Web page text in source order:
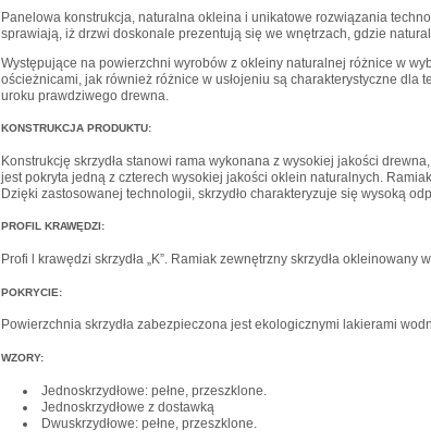
Panelowa konstrukcja, naturalna okleina i unikatowe rozwiązania
sprawiają, iż drzwi doskonale prezentują się we wnętrzach, gdzie
Występujące na powierzchni wyrobów z okleiny naturalnej różnice w
ościeżnicami, jak również różnice w usłojeniu są charakterystyczne dla
uroku prawdziwego drewna.
KONSTRUKCJA PRODUKTU:
Konstrukcję skrzydła stanowi rama wykonana z wysokiej jakości
jest pokryta jedną z czterech wysokiej jakości oklein naturalnych.
Dzięki zastosowanej technologii, skrzydło charakteryzuje się wysoką
PROFIL KRAWĘDZI:
Profi l krawędzi skrzydła „K”. Ramiak zewnętrzny skrzydła okleinowany
POKRYCIE:
Powierzchnia skrzydła zabezpieczona jest ekologicznymi lakierami
WZORY:
Jednoskrzydłowe: pełne, przeszklone.
Jednoskrzydłowe z dostawką
Dwuskrzydłowe: pełne, przeszklone.